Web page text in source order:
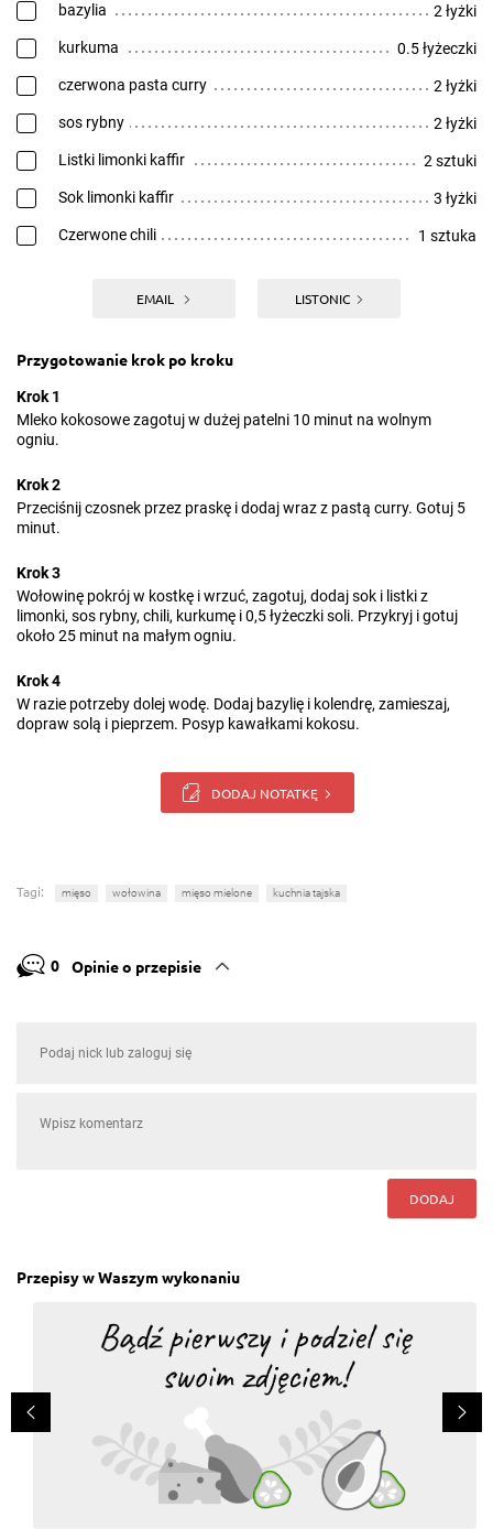
bazylia 2 łyżki
kurkuma 0.5 łyżeczki
czerwona pasta curry 2 łyżki
sos rybny 2 łyżki
Listki limonki kaffir 2 sztuki
Sok limonki kaffir 3 łyżki
Czerwone chili 1 sztuka
EMAIL LISTONIC
Przygotowanie krok po kroku
Krok 1
Mleko kokosowe zagotuj w dużej patelni 10 minut na wolnym
ogniu.
Krok 2
Przeciśnij czosnek przez praskę i dodaj wraz z pastą curry. Gotuj 5
minut.
Krok 3
Wołowinę pokrój w kostkę i wrzuć, zagotuj, dodaj sok i listki z
limonki, sos rybny, chili, kurkumę i 0,5 łyżeczki soli. Przykryj i gotuj
około 25 minut na małym ogniu.
Krok 4
W razie potrzeby dolej wodę. Dodaj bazylię i kolendrę, zamieszaj,
dopraw solą i pieprzem. Posyp kawałkami kokosu.
DODAJ NOTATKĘ
Tagi: mięso wołowina mięso mielone kuchnia tajska
0 Opinie o przepisie
DODAJ
Przepisy w Waszym wykonaniu